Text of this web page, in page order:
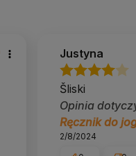
Justyna
Šliski
Opinia
Ręcznik do
2/8/2024